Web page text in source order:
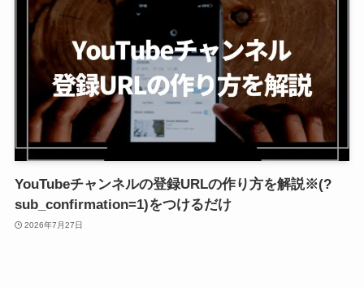
YouTubeチャンネルの登録URLの作り方を解説※(?
sub_confirmation=1)をつけるだけ
2026年7月27日